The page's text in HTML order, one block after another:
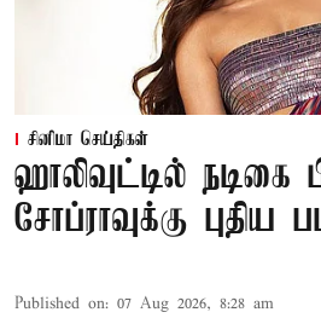
சினிமா செய்திகள்
ஹாலிவுட்டில் நடிகை
சோப்ராவுக்கு புதிய
Published on: 07 Aug 2026, 8:28 am